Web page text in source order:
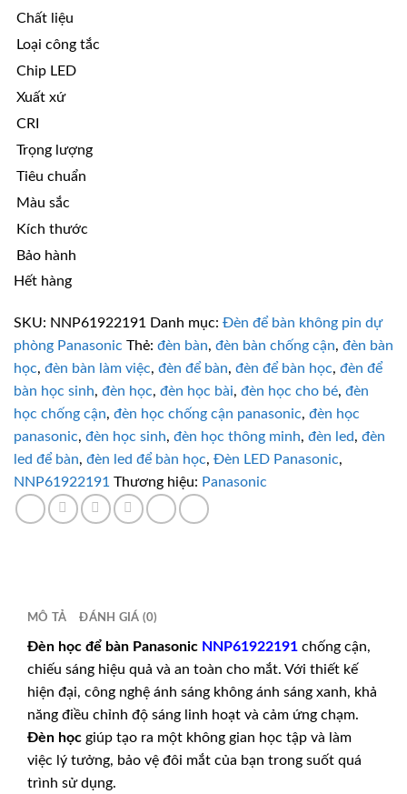
Chất liệu
Loại công tắc
Chip LED
Xuất xứ
CRI
Trọng lượng
Tiêu chuẩn
Màu sắc
Kích thước
Bảo hành
Hết hàng
SKU: NNP61922191 Danh mục: Đèn để bàn không pin dự
phòng Panasonic Thẻ: đèn bàn, đèn bàn chống cận, đèn bàn
học, đèn bàn làm việc, đèn để bàn, đèn để bàn học, đèn để
bàn học sinh, đèn học, đèn học bài, đèn học cho bé, đèn
học chống cận, đèn học chống cận panasonic, đèn học
panasonic, đèn học sinh, đèn học thông minh, đèn led, đèn
led để bàn, đèn led để bàn học, Đèn LED Panasonic,
NNP61922191 Thương hiệu: Panasonic
MÔ TẢ ĐÁNH GIÁ (0)
Đèn học để bàn Panasonic NNP61922191 chống cận,
chiếu sáng hiệu quả và an toàn cho mắt. Với thiết kế
hiện đại, công nghệ ánh sáng không ánh sáng xanh, khả
năng điều chỉnh độ sáng linh hoạt và cảm ứng chạm.
Đèn học giúp tạo ra một không gian học tập và làm
việc lý tưởng, bảo vệ đôi mắt của bạn trong suốt quá
trình sử dụng.